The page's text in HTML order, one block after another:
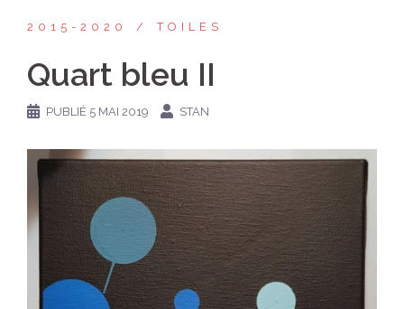
2015-2020 TOILES
Quart bleu II
PUBLIÉ 5 MAI 2019 STAN